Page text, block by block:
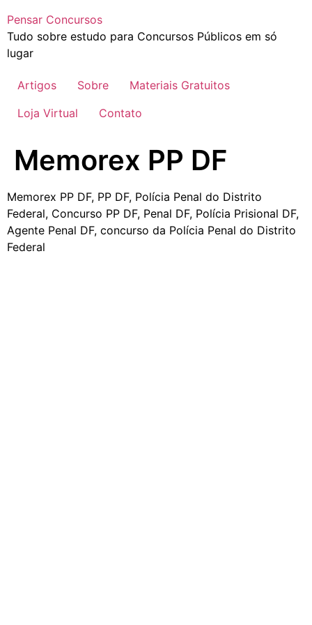
Pensar Concursos
Tudo sobre estudo para Concursos Públicos em só
lugar
Artigos Sobre
Materiais Gratuitos
Loja Virtual
Contato
Memorex PP DF
Memorex PP DF, PP DF, Polícia Penal do Distrito
Federal, Concurso PP DF, Penal DF, Polícia Prisional DF,
Agente Penal DF, concurso da Polícia Penal do Distrito
Federal